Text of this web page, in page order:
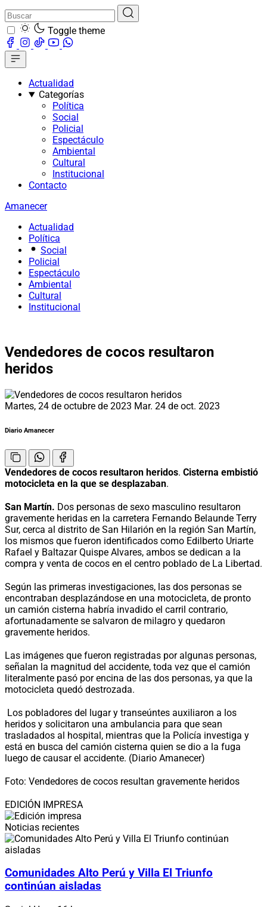
Toggle theme
Actualidad
Categorías
Política
Social
Policial
Espectáculo
Ambiental
Cultural
Institucional
Contacto
Amanecer
Actualidad
Política
Social
Policial
Espectáculo
Ambiental
Cultural
Institucional
Vendedores de cocos resultaron
heridos
Martes, 24 de octubre de 2023 Mar. 24 de oct. 2023
Diario Amanecer
Vendedores de cocos resultaron heridos. Cisterna embistió
motocicleta en la que se desplazaban.
San Martín. Dos personas de sexo masculino resultaron
gravemente heridas en la carretera Fernando Belaunde Terry
Sur, cerca al distrito de San Hilarión en la región San Martín,
los mismos que fueron identificados como Edilberto Uriarte
Rafael y Baltazar Quispe Alvares, ambos se dedican a la
compra y venta de cocos en el centro poblado de La Libertad.
Según las primeras investigaciones, las dos personas se
encontraban desplazándose en una motocicleta, de pronto
un camión cisterna habría invadido el carril contrario,
afortunadamente se salvaron de milagro y quedaron
gravemente heridos.
Las imágenes que fueron registradas por algunas personas,
señalan la magnitud del accidente, toda vez que el camión
literalmente pasó por encina de las dos personas, ya que la
motocicleta quedó destrozada.
Los pobladores del lugar y transeúntes auxiliaron a los
heridos y solicitaron una ambulancia para que sean
trasladados al hospital, mientras que la Policía investiga y
está en busca del camión cisterna quien se dio a la fuga
luego de causar el accidente. (Diario Amanecer)
Foto: Vendedores de cocos resultan gravemente heridos
EDICIÓN IMPRESA
Noticias recientes
Comunidades Alto Perú y Villa El Triunfo
continúan aisladas